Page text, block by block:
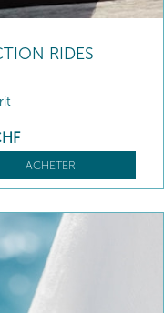
RIDES
ACHETER